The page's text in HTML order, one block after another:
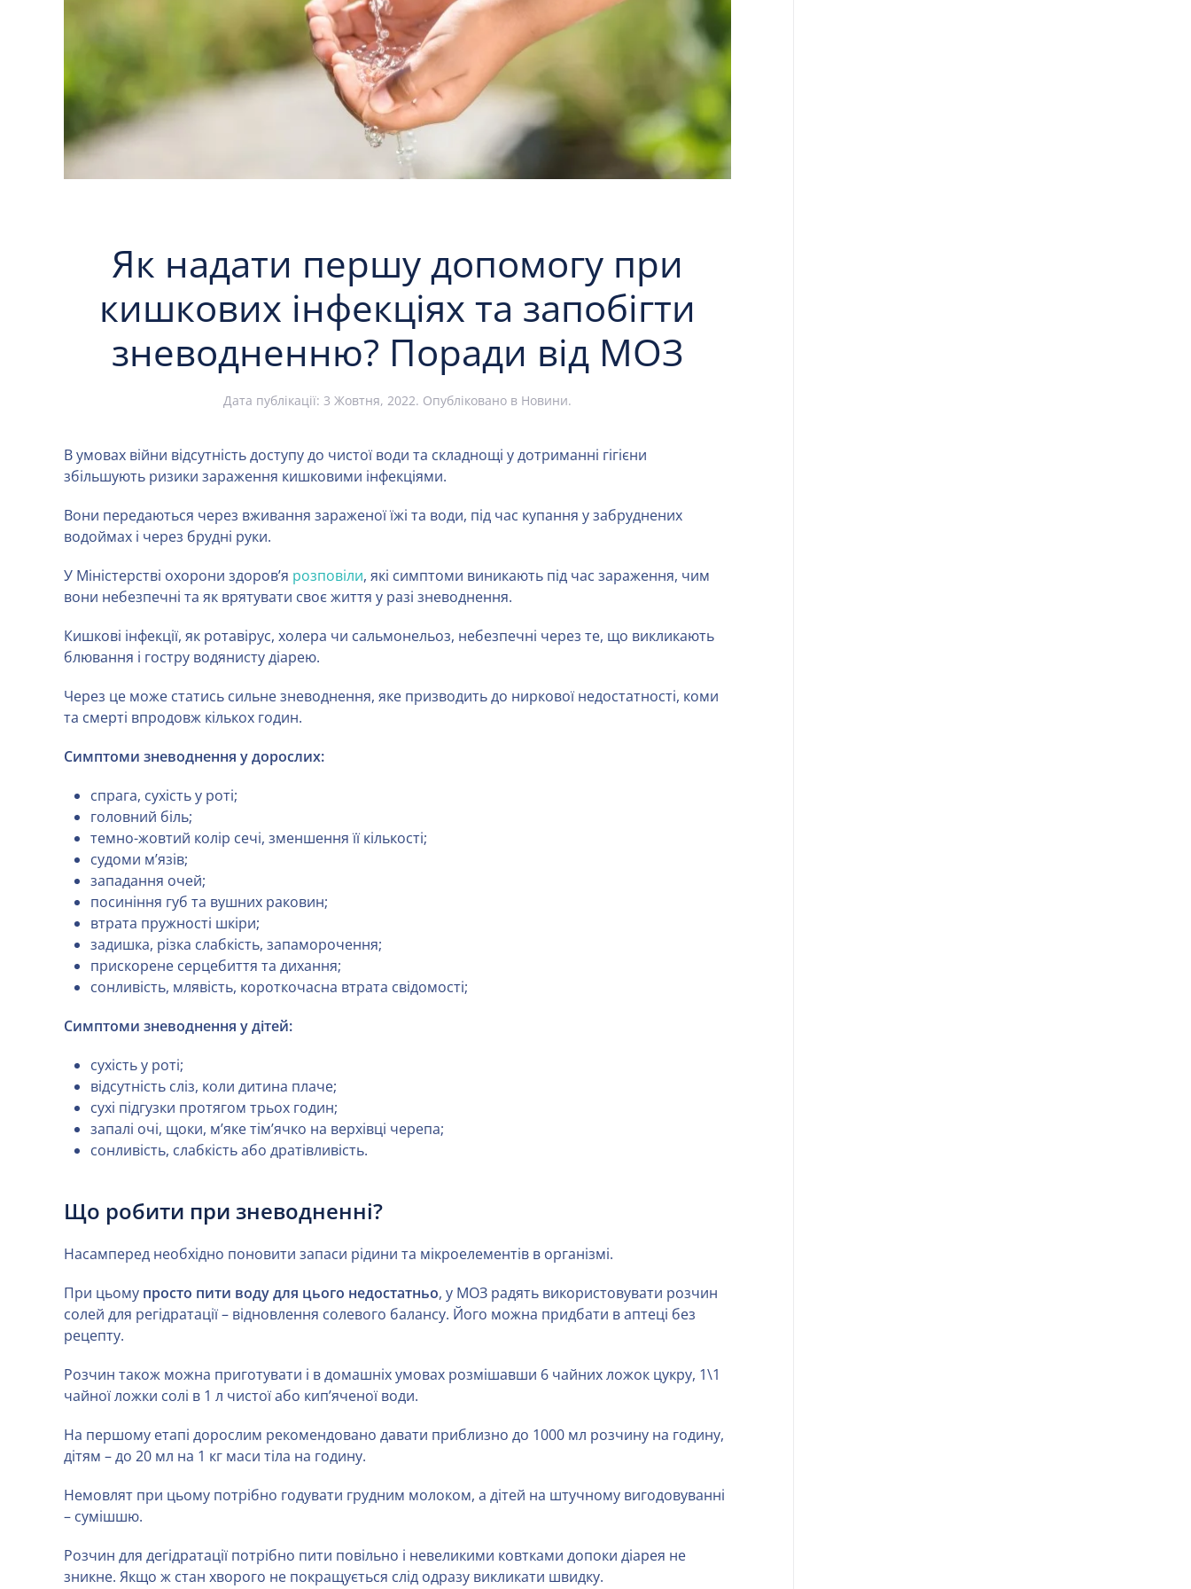
Як надати першу допомогу при
кишкових інфекціях та запобігти
зневодненню? Поради від МОЗ
Дата публікації: 3 Жовтня, 2022. Опубліковано в Новини.
В умовах війни відсутність доступу до чистої води та складнощі у дотриманні гігієни
збільшують ризики зараження кишковими інфекціями.
Вони передаються через вживання зараженої їжі та води, під час купання у забруднених
водоймах і через брудні руки.
У Міністерстві охорони здоров’я розповіли, які симптоми виникають під час зараження, чим
вони небезпечні та як врятувати своє життя у разі зневоднення.
Кишкові інфекції, як ротавірус, холера чи сальмонельоз, небезпечні через те, що викликають
блювання і гостру водянисту діарею.
Через це може статись сильне зневоднення, яке призводить до ниркової недостатності, коми
та смерті впродовж кількох годин.
Симптоми зневоднення у дорослих:
спрага, сухість у роті;
головний біль;
темно-жовтий колір сечі, зменшення її кількості;
судоми м’язів;
западання очей;
посиніння губ та вушних раковин;
втрата пружності шкіри;
задишка, різка слабкість, запаморочення;
прискорене серцебиття та дихання;
сонливість, млявість, короткочасна втрата свідомості;
Симптоми зневоднення у дітей:
сухість у роті;
відсутність сліз, коли дитина плаче;
сухі підгузки протягом трьох годин;
запалі очі, щоки, м’яке тім’ячко на верхівці черепа;
сонливість, слабкість або дратівливість.
Що робити при зневодненні?
Насамперед необхідно поновити запаси рідини та мікроелементів в організмі.
При цьому просто пити воду для цього недостатньо, у МОЗ радять використовувати розчин
солей для регідратації – відновлення солевого балансу. Його можна придбати в аптеці без
рецепту.
Розчин також можна приготувати і в домашніх умовах розмішавши 6 чайних ложок цукру, 1\1
чайної ложки солі в 1 л чистої або кип’яченої води.
На першому етапі дорослим рекомендовано давати приблизно до 1000 мл розчину на годину,
дітям – до 20 мл на 1 кг маси тіла на годину.
Немовлят при цьому потрібно годувати грудним молоком, а дітей на штучному вигодовуванні
– сумішшю.
Розчин для дегідратації потрібно пити повільно і невеликими ковтками допоки діарея не
зникне. Якщо ж стан хворого не покращується слід одразу викликати швидку.